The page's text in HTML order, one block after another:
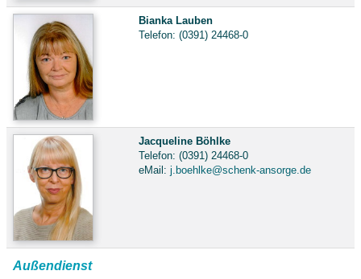
Bianka Lauben
Telefon: (0391) 24468-0
Jacqueline Böhlke
Telefon: (0391) 24468-0
eMail: j.boehlke@schenk-ansorge.de
Außendienst